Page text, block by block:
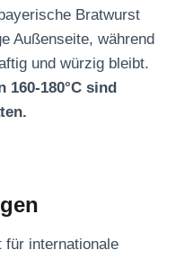
Bratwurst
Außenseite, während
und würzig bleibt.
160-180°C sind
für internationale